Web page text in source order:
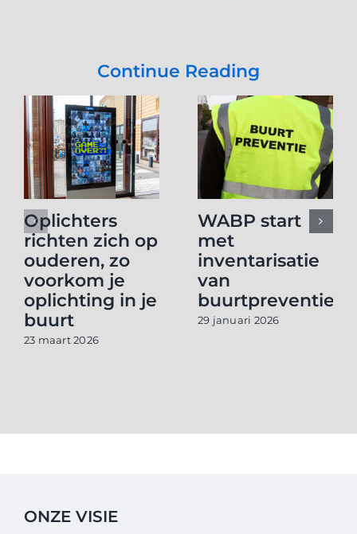
Continue Reading
Oplichters
richten zich op
ouderen, zo
voorkom je
oplichting in je
buurt
23 maart 2026
WABP start
met
inventarisatie
van
29 januari 2026
ONZE VISIE